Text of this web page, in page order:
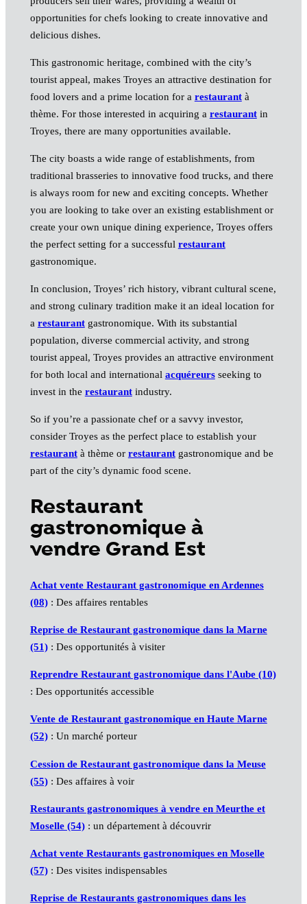
opportunities for chefs looking to create innovative and
delicious dishes.
This gastronomic heritage, combined with the city’s
tourist appeal, makes Troyes an attractive destination for
food lovers and a prime location for a restaurantà
thème. For those interested in acquiring a restaurantin
Troyes, there are many opportunities available.
The city boasts a wide range of establishments, from
traditional brasseries to innovative food trucks, and there
is always room for new and exciting concepts. Whether
you are looking to take over an existing establishment or
create your own unique dining experience, Troyes offers
the perfect setting for a successful restaurant
gastronomique.
In conclusion, Troyes’ rich history, vibrant cultural scene,
and strong culinary tradition make it an ideal location for
a restaurantgastronomique. With its substantial
population, diverse commercial activity, and strong
tourist appeal, Troyes provides an attractive environment
for both local and international acquéreursseeking to
invest in the restaurantindustry.
So if you’re a passionate chef or a savvy investor,
consider Troyes as the perfect place to establish your
restaurantà thème or restaurantgastronomique and be
part of the city’s dynamic food scene.
Restaurant
gastronomique à
vendre Grand Est
Achat vente Restaurant gastronomique en Ardennes
(08): Des affaires rentables
Reprise de Restaurant gastronomique dans la Marne
(51): Des opportunités à visiter
Reprendre Restaurant gastronomique dans l'Aube (10)
: Des opportunités accessible
Vente de Restaurant gastronomique en Haute Marne
(52): Un marché porteur
Cession de Restaurant gastronomique dans la Meuse
(55): Des affaires à voir
Restaurants gastronomiques à vendre en Meurthe et
Moselle (54): un département à découvrir
Achat vente Restaurants gastronomiques en Moselle
(57): Des visites indispensables
Reprise de Restaurants gastronomiques dans les